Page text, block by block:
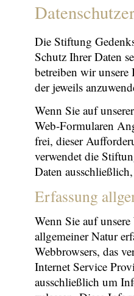
Die Stiftung
Schutz Ihrer Daten
betreiben wir
der jeweils
Wenn Sie auf
Web-Formularen
frei, dieser
verwendet die
Daten
Erfassung
Wenn Sie auf
allgemeiner Natur
Webbrowsers, das
Internet Service
ausschließlich um